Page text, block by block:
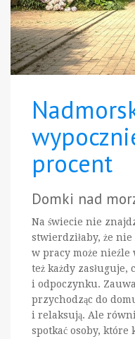
procent
Domki nad
Na świecie nie
stwierdziłaby, że
w pracy może nieźle
też każdy zasługuje,
i odpoczynku.
przychodząc do
i relaksują. Ale
spotkać osoby, które